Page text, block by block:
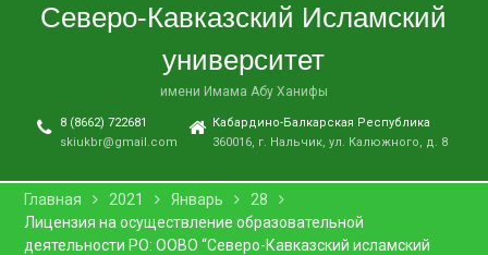
ФИЛЬМА «ОДИН ДЕНЬ
В СКИУ ПРОШЛИ
В АДМИНИСТРАЦИИ Г. О.
НАЛЬЧИК ПРОШЛО
ВОПРОСАМ
МЕЖНАЦИОНАЛЬНЫХ И
МЕЖКОНФЕССИОНАЛЬНЫХ
Северо-Кавказский Исламский
университет
имени Имама Абу Ханифы
8 (8662) 722681
skiukbr@gmail.com
Кабардино-Балкарская Республика
360016, г. Нальчик, ул. Калюжного, д. 8
Главная 2021 Январь
28
Лицензия на осуществление образовательной
деятельности РО: ООВО “Северо-Кавказский исламский